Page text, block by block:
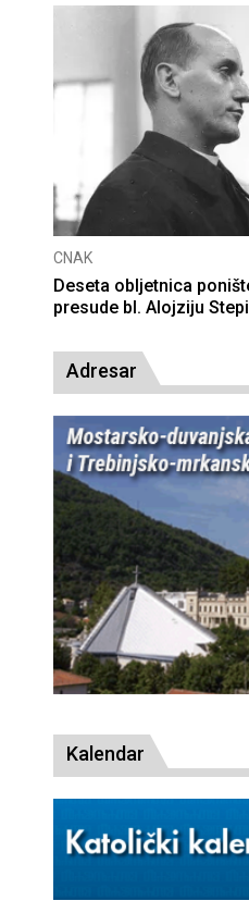
CNAK
Deseta obljetnica
presude bl. Alojziju
Adresar
Kalendar